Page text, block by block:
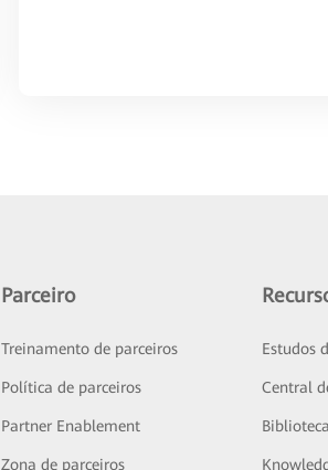
Parceiro
Treinamento de parceiros
Política de parceiros
Partner Enablement
Zona de parceiros
Estudos
Central